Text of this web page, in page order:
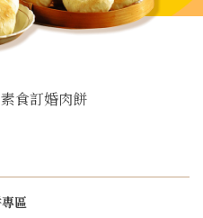
素食訂婚肉餅
區